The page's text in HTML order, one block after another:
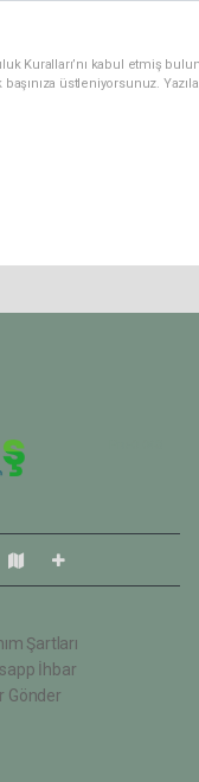
Kuralları’nı kabul etmiş
üstleniyorsunuz.
Şartları
İhbar
Gönder